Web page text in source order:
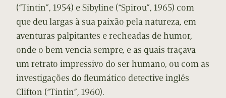
(“Tintin”, 1954) e Sibyline (“Spirou”, 1965) com
que deu largas à sua paixão pela natureza, em
aventuras palpitantes e recheadas de humor,
onde o bem vencia sempre, e as quais traçava
um retrato impressivo do ser humano, ou com as
investigações do fleumático detective inglês
Clifton (“Tintin”, 1960).